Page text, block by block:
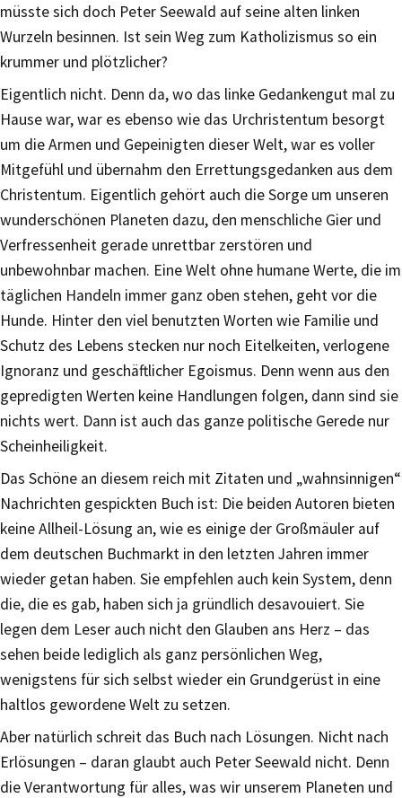
müsste sich doch Peter Seewald auf seine alten linken
Wurzeln besinnen. Ist sein Weg zum Katholizismus so ein
krummer und plötzlicher?
Eigentlich nicht. Denn da, wo das linke Gedankengut mal zu
Hause war, war es ebenso wie das Urchristentum besorgt
um die Armen und Gepeinigten dieser Welt, war es voller
Mitgefühl und übernahm den Errettungsgedanken aus dem
Christentum. Eigentlich gehört auch die Sorge um unseren
wunderschönen Planeten dazu, den menschliche Gier und
Verfressenheit gerade unrettbar zerstören und
unbewohnbar machen. Eine Welt ohne humane Werte, die im
täglichen Handeln immer ganz oben stehen, geht vor die
Hunde. Hinter den viel benutzten Worten wie Familie und
Schutz des Lebens stecken nur noch Eitelkeiten, verlogene
Ignoranz und geschäftlicher Egoismus. Denn wenn aus den
gepredigten Werten keine Handlungen folgen, dann sind sie
nichts wert. Dann ist auch das ganze politische Gerede nur
Scheinheiligkeit.
Das Schöne an diesem reich mit Zitaten und „wahnsinnigen“
Nachrichten gespickten Buch ist: Die beiden Autoren bieten
keine Allheil-Lösung an, wie es einige der Großmäuler auf
dem deutschen Buchmarkt in den letzten Jahren immer
wieder getan haben. Sie empfehlen auch kein System, denn
die, die es gab, haben sich ja gründlich desavouiert. Sie
legen dem Leser auch nicht den Glauben ans Herz – das
sehen beide lediglich als ganz persönlichen Weg,
wenigstens für sich selbst wieder ein Grundgerüst in eine
haltlos gewordene Welt zu setzen.
Aber natürlich schreit das Buch nach Lösungen. Nicht nach
Erlösungen – daran glaubt auch Peter Seewald nicht. Denn
die Verantwortung für alles, was wir unserem Planeten und